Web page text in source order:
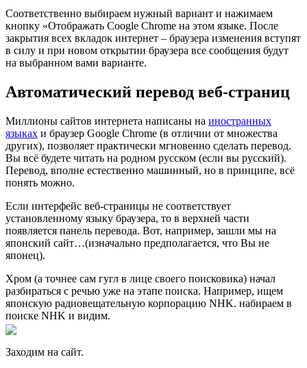
Соответственно выбираем нужный вариант и нажимаем
кнопку «Отображать Coogle Chrome на этом языке. После
закрытия всех вкладок интернет – браузера изменения вступят
в силу и при новом открытии браузера все сообщения будут
на выбранном вами варианте.
Автоматический перевод веб-страниц
Миллионы сайтов интернета написаны на иностранных
языках и браузер Google Chrome (в отличии от множества
других), позволяет практически мгновенно сделать перевод.
Вы всё будете читать на родном русском (если вы русский).
Перевод, вполне естественно машинный, но в принципе, всё
понять можно.
Если интерфейс веб-страницы не соответствует
установленному языку браузера, то в верхней части
появляется панель перевода. Вот, например, зашли мы на
японский сайт…(изначально предполагается, что Вы не
японец).
Хром (а точнее сам гугл в лице своего поисковика) начал
разбираться с речью уже на этапе поиска. Например, ищем
японскую радиовещательную корпорацию NHK. набираем в
поиске NHK и видим.
Заходим на сайт.